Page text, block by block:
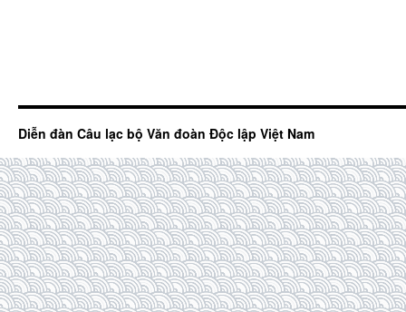
Diễn đàn Câu lạc bộ Văn đoàn Độc lập Việt Nam